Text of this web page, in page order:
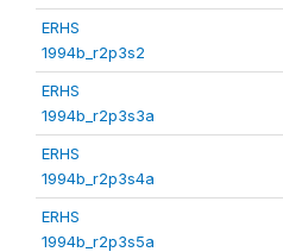
ERHS
1994b_r2p3s2
ERHS
1994b_r2p3s3a
ERHS
1994b_r2p3s4a
ERHS
1994b_r2p3s5a